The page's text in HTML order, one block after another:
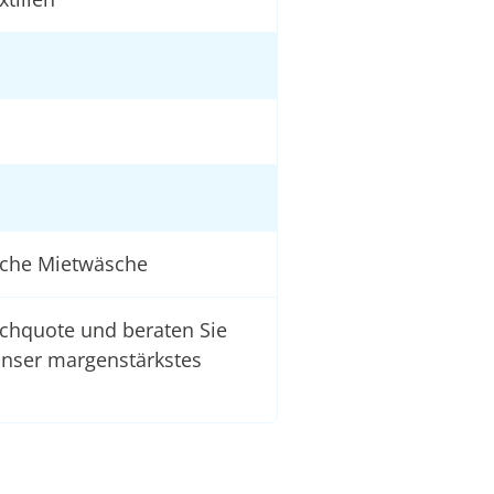
Mietwäsche
und beraten Sie
margenstärkstes